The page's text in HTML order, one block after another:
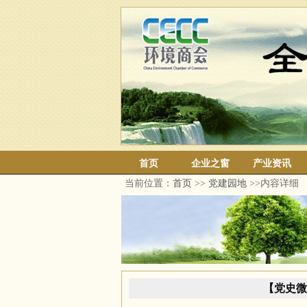
首页 企业之窗
产业资讯
当前位置： 首页 >> 党建园地 >>内容详细
【党史